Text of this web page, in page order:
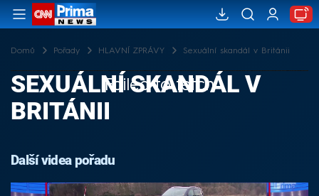
Domů Pořady HLAVNÍ ZPRÁVY Sexuální skandál v Británii
Failed to fetch
SEXUÁLNÍ SKANDÁL V
BRITÁNII
Další videa pořadu